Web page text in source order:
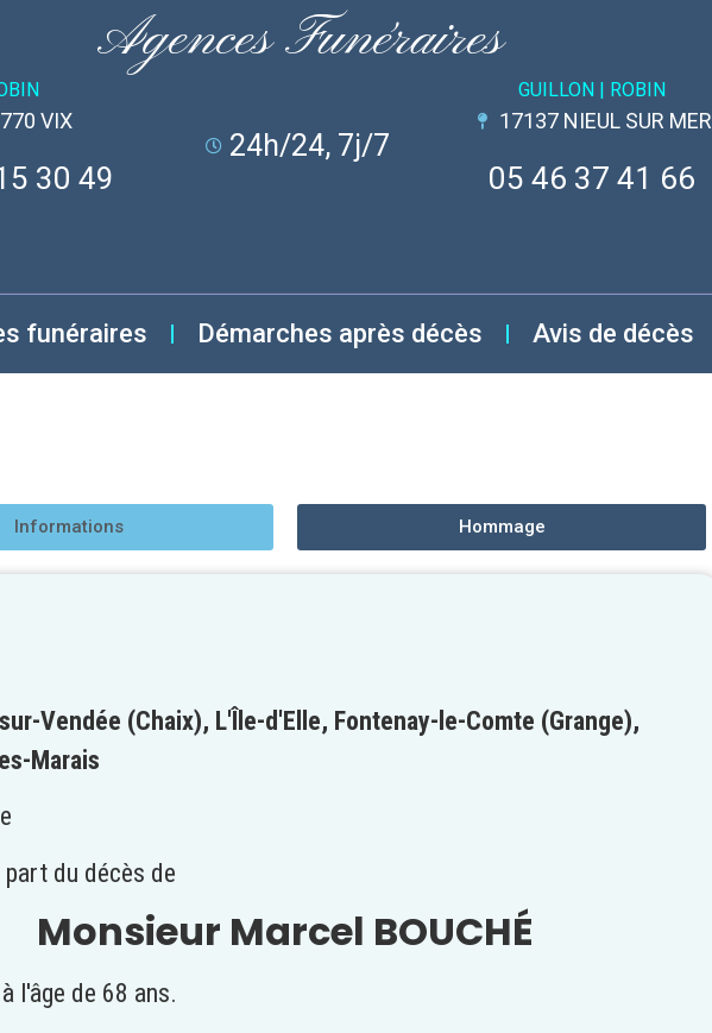
Agences Funéraires
VIX
30 49
24h/24, 7j/7
GUILLON | ROBIN
17137 NIEUL SUR MER
05 46 37 41 66
funéraires Démarches après décès Avis de décès
Informations Hommage
Vendée (Chaix), L'Île-d'Elle, Fontenay-le-Comte (Grange),
Marais
du décès de
Monsieur Marcel BOUCHÉ
l'âge de 68 ans.